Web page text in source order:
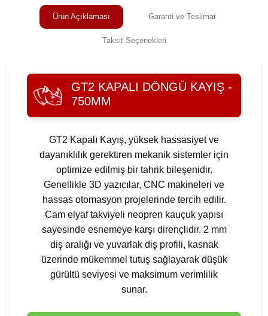
Ürün Açıklaması Garanti ve Teslimat
Taksit Seçenekleri
GT2 KAPALI DÖNGÜ KAYIŞ -
750MM
GT2 Kapalı Kayış, yüksek hassasiyet ve
dayanıklılık gerektiren mekanik sistemler için
optimize edilmiş bir tahrik bileşenidir.
Genellikle 3D yazıcılar, CNC makineleri ve
hassas otomasyon projelerinde tercih edilir.
Cam elyaf takviyeli neopren kauçuk yapısı
sayesinde esnemeye karşı dirençlidir. 2 mm
diş aralığı ve yuvarlak diş profili, kasnak
üzerinde mükemmel tutuş sağlayarak düşük
gürültü seviyesi ve maksimum verimlilik
sunar.